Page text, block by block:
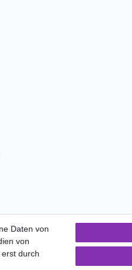
Vertrag widerrufen
Daten von
von
durch